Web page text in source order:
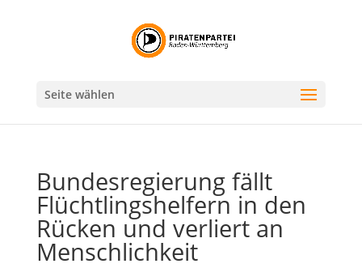
Seite wählen
Bundesregierung fällt
Flüchtlingshelfern in den
Rücken und verliert an
Menschlichkeit